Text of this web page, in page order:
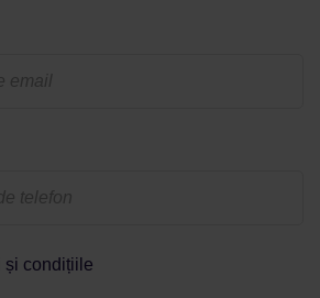
și condițiile